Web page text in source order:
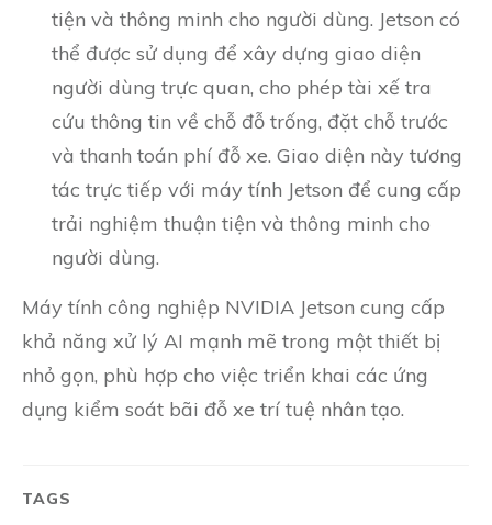
tiện và thông minh cho người dùng. Jetson có
thể được sử dụng để xây dựng giao diện
người dùng trực quan, cho phép tài xế tra
cứu thông tin về chỗ đỗ trống, đặt chỗ trước
và thanh toán phí đỗ xe. Giao diện này tương
tác trực tiếp với máy tính Jetson để cung cấp
trải nghiệm thuận tiện và thông minh cho
người dùng.
Máy tính công nghiệp NVIDIA Jetson cung cấp
khả năng xử lý AI mạnh mẽ trong một thiết bị
nhỏ gọn, phù hợp cho việc triển khai các ứng
dụng kiểm soát bãi đỗ xe trí tuệ nhân tạo.
TAGS